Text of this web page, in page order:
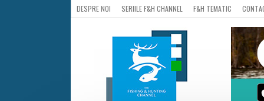
DESPRE NOI SERIILE F&H CHANNEL F&H TEMATIC